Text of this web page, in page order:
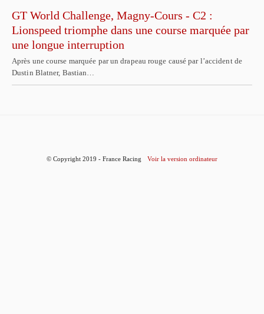
GT World Challenge, Magny-Cours - C2 :
Lionspeed triomphe dans une course marquée par
une longue interruption
Après une course marquée par un drapeau rouge causé par l’accident de
Dustin Blatner, Bastian…
© Copyright 2019 - France Racing Voir la version ordinateur